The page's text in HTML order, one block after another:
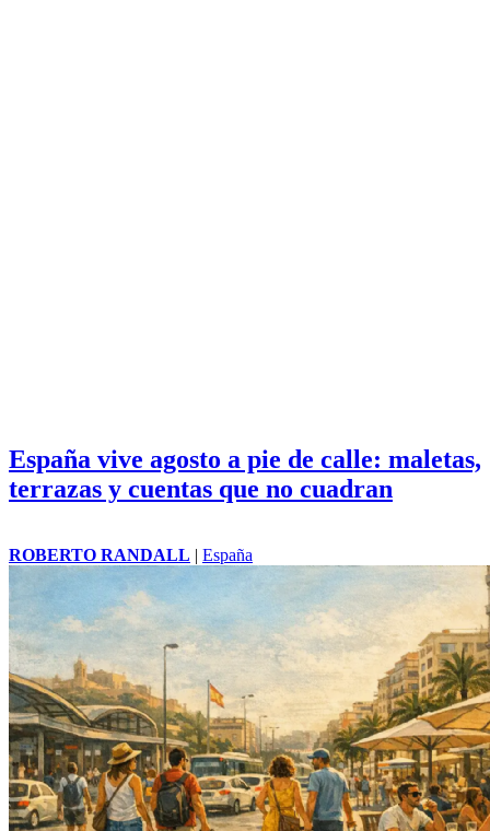
España vive agosto a pie de calle: maletas,
terrazas y cuentas que no cuadran
ROBERTO RANDALL | España